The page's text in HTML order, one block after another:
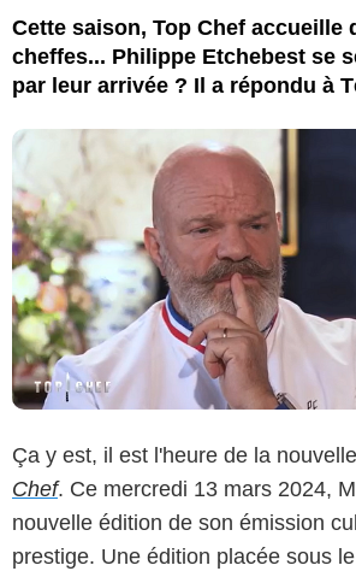
Cette saison, Top Chef accueille
cheffes... Philippe Etchebest se
par leur arrivée ? Il a répondu à
Ça y est, il est l'heure de la
Chef. Ce mercredi 13 mars 2024,
nouvelle édition de son émission
prestige. Une édition placée sous